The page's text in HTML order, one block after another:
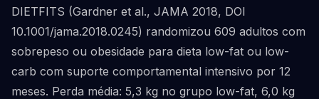
DIETFITS (Gardner et al., JAMA 2018, DOI
10.1001/jama.2018.0245) randomizou 609 adultos com
sobrepeso ou obesidade para dieta low-fat ou low-
carb com suporte comportamental intensivo por 12
meses. Perda média: 5,3 kg no grupo low-fat, 6,0 kg